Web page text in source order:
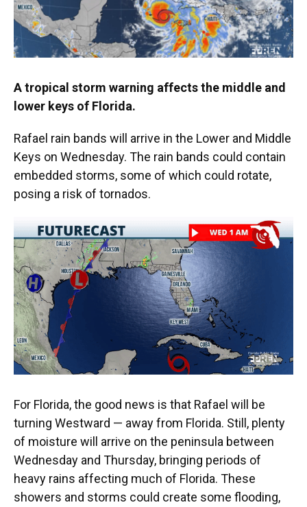
A tropical storm warning affects the middle and
lower keys of Florida.
Rafael rain bands will arrive in the Lower and Middle
Keys on Wednesday. The rain bands could contain
embedded storms, some of which could rotate,
posing a risk of tornados.
For Florida, the good news is that Rafael will be
turning Westward — away from Florida. Still, plenty
of moisture will arrive on the peninsula between
Wednesday and Thursday, bringing periods of
heavy rains affecting much of Florida. These
showers and storms could create some flooding,